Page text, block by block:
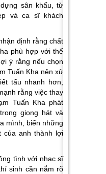
sân khấu, từ
và ca sĩ khách
định rằng chất
phù hợp với thể
ý rằng nếu chọn
Tuấn Kha nên xử
tấu nhanh hơn,
rằng việc thay
Tuấn Kha phát
giọng hát và
mình, biến những
của anh thành lợi
tình với nhạc sĩ
sinh cần nắm rõ